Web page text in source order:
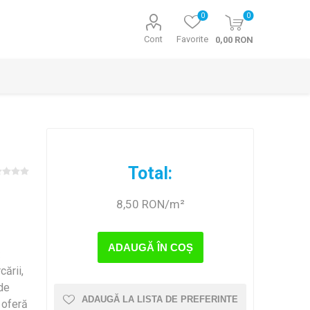
Cont Favorite
0 0
0,00 RON
Total:
8,50 RON/m²
ADAUGĂ ÎN COȘ
ADAUGĂ LA LISTA DE PREFERINTE